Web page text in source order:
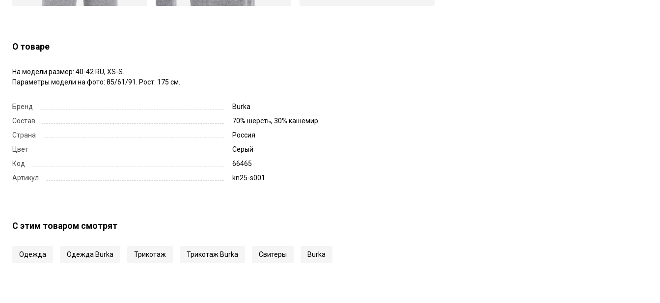
О товаре
На модели размер: 40-42 RU, XS-S.
Параметры модели на фото: 85/61/91. Рост: 175 см.
Бренд
Burka
Состав
70% шерсть, 30% кашемир
Страна
Россия
Цвет
Серый
Код
66465
Артикул
kn25-s001
С этим товаром смотрят
Одежда Одежда Burka Трикотаж Трикотаж Burka Свитеры Burka